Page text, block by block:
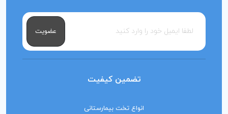
عضویت
تضمین کیفیت
انواع تخت بیمارستانی